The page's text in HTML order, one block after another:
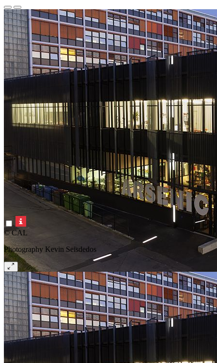
© CAL
Photography Kevin Seisdedos